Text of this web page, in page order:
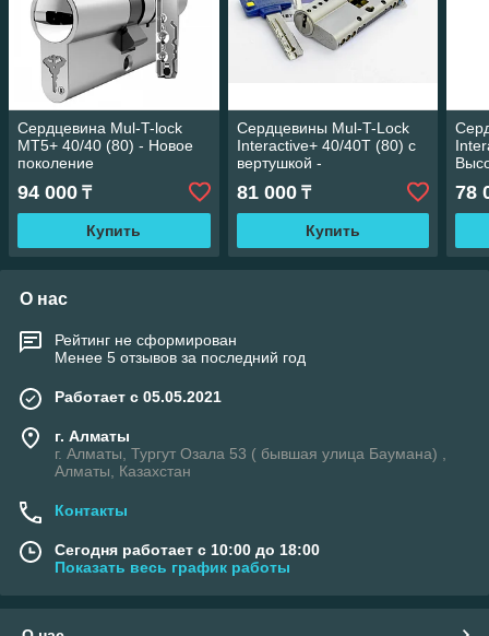
Сердцевина Mul-T-lock
MT5+ 40/40 (80) - Новое
поколение
высокосекретных
цилиндров
94 000 ₸
Купить
Сердцевины Mul-T-Lock
Interactive+ 40/40Т (80) с
вертушкой -
Высокосекретные
цилиндры.
81 000₸
Купить
78
О нас
Рейтинг не сформирован
Менее 5 отзывов за последний год
Работает с 05.05.2021
г. Алматы
г. Алматы, Тургут Озала 53 ( бывшая улица Баумана) ,
Алматы, Казахстан
Контакты
Сегодня работает с 10:00 до 18:00
Показать весь график работы